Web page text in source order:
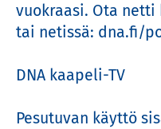
vuokraasi. Ota netti
tai netissä: dna.fi/
DNA kaapeli-TV
Pesutuvan käyttö